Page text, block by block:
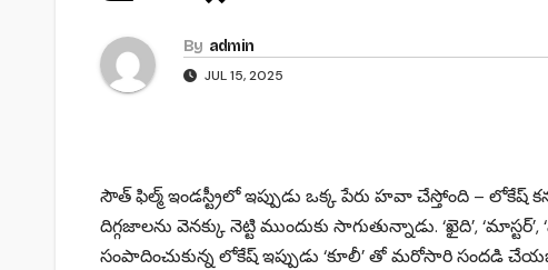
By admin
JUL 15, 2025
సౌత్ ఫిల్మ్ ఇండస్ట్రీలో ఇప్పుడు ఒక్క పేరు హవా చేస్తోంది –
దిగ్గజాలను వెనక్కు నెట్టి ముందుకు సాగుతున్నాడు. ‘ఖైది’,
సంపాదించుకున్న లోకేష్ ఇప్పుడు ‘కూలీ’ తో మరోసారి సందడి